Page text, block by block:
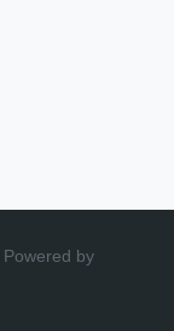
Powered by